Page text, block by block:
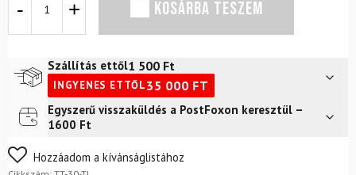
sisak
TI
mennyiség
KOSÁRBA TESZEM
Szállítás ettől1 500 Ft
INGYENES ETTŐL35 000 FT
Futár a címre2 400
FoxPost
Egyszerű visszaküldés a PostFoxon keresztül –
1600 Ft
Nem biztos a választásában? Semmi gond – a terméket
egyszerűen visszaküldheti 14 napon belül, indoklás nélkül.
Hozzáadom a kívánságlistához